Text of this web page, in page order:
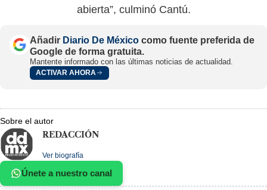
abierta”, culminó Cantú.
Añadir Diario De México como fuente preferida de
Google de forma gratuita.
Mantente informado con las últimas noticias de actualidad.
ACTIVAR AHORA
Sobre el autor
REDACCIÓN
Ver biografía
Únete a nuestro canal